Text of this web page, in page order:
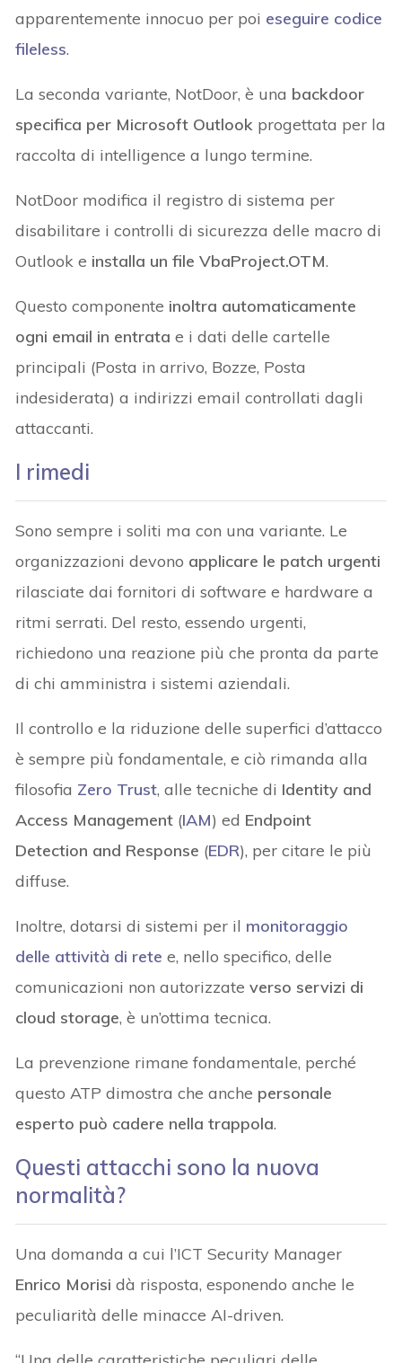
apparentemente innocuo per poi eseguire codice
fileless.
La seconda variante, NotDoor, è una backdoor
specifica per Microsoft Outlook progettata per la
raccolta di intelligence a lungo termine.
NotDoor modifica il registro di sistema per
disabilitare i controlli di sicurezza delle macro di
Outlook e installa un file VbaProject.OTM.
Questo componente inoltra automaticamente
ogni email in entrata e i dati delle cartelle
principali (Posta in arrivo, Bozze, Posta
indesiderata) a indirizzi email controllati dagli
attaccanti.
I rimedi
Sono sempre i soliti ma con una variante. Le
organizzazioni devono applicare le patch urgenti
rilasciate dai fornitori di software e hardware a
ritmi serrati. Del resto, essendo urgenti,
richiedono una reazione più che pronta da parte
di chi amministra i sistemi aziendali.
Il controllo e la riduzione delle superfici d’attacco
è sempre più fondamentale, e ciò rimanda alla
filosofia Zero Trust, alle tecniche di Identity and
Access Management (IAM) ed Endpoint
Detection and Response (EDR), per citare le più
diffuse.
Inoltre, dotarsi di sistemi per il monitoraggio
delle attività di rete e, nello specifico, delle
comunicazioni non autorizzateverso servizi di
cloud storage, è un’ottima tecnica.
La prevenzione rimane fondamentale, perché
questo ATP dimostra che anche personale
esperto può cadere nella trappola.
Questi attacchi sono la nuova
normalità?
Una domanda a cui l’ICT Security Manager
Enrico Morisi dà risposta, esponendo anche le
peculiarità delle minacce AI-driven.